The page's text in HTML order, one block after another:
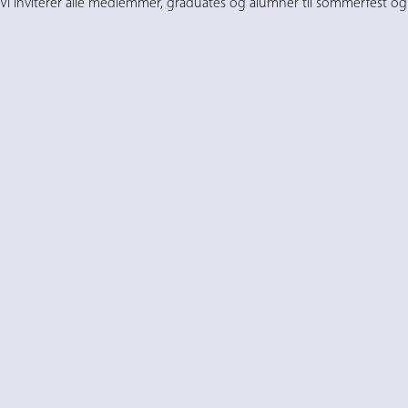
Vi inviterer alle medlemmer, graduates og alumner til sommerfest